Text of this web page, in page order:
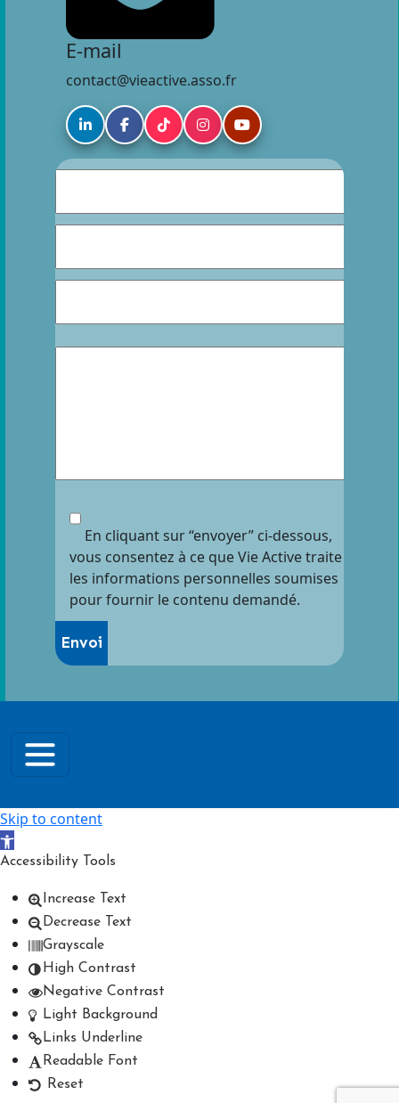
E-mail
contact@vieactive.asso.fr
En cliquant sur “envoyer” ci-dessous,
vous consentez à ce que Vie Active traite
les informations personnelles soumises
pour fournir le contenu demandé.
Skip to content
Open toolbar
Accessibility Tools
Increase Text
Decrease Text
Grayscale
High Contrast
Negative Contrast
Light Background
Links Underline
Readable Font
Reset